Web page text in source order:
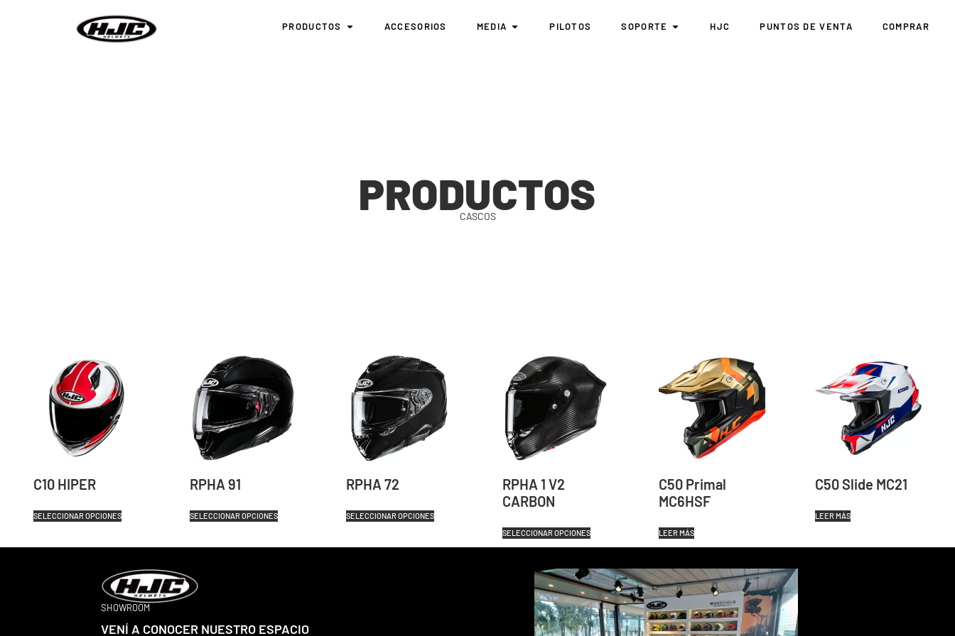
PRODUCTOS ACCESORIOS MEDIA PILOTOS SOPORTE HJC PUNTOS DE VENTA COMPRAR
PRODUCTOS
CASCOS
C10 HIPER
SELECCIONAR OPCIONES
RPHA 91
SELECCIONAR OPCIONES
RPHA 72
SELECCIONAR OPCIONES
RPHA 1 V2
CARBON
SELECCIONAR OPCIONES
C50 Primal
MC6HSF
LEER MÁS
C50 Slide MC21
LEER MÁS
SHOWROOM
VENÍ A CONOCER NUESTRO ESPACIO